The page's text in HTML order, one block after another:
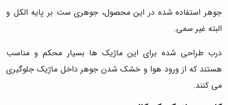
جوهر استفاده شده در این محصول، جوهری ست بر پایه الکل و
البته غیر سمی.
درب طراحی شده برای این ماژیک ها بسیار محکم و مناسب
هستند که از ورود هوا و خشک شدن جوهر داخل ماژیک جلوگیری
می کنند.